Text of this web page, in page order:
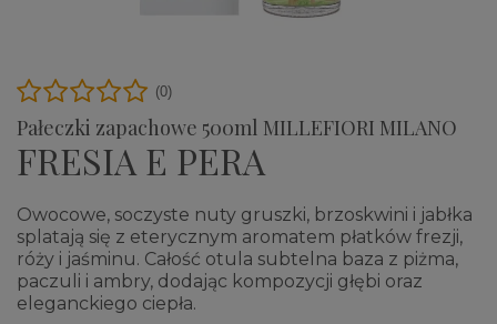
Pałeczki zapachowe 500ml MILLEFIORI MILANO
FRESIA E PERA
(0)
Owocowe, soczyste nuty gruszki, brzoskwini i jabłka
splatają się z eterycznym aromatem płatków frezji,
róży i jaśminu. Całość otula subtelna baza z piżma,
paczuli i ambry, dodając kompozycji głębi oraz
eleganckiego ciepła.